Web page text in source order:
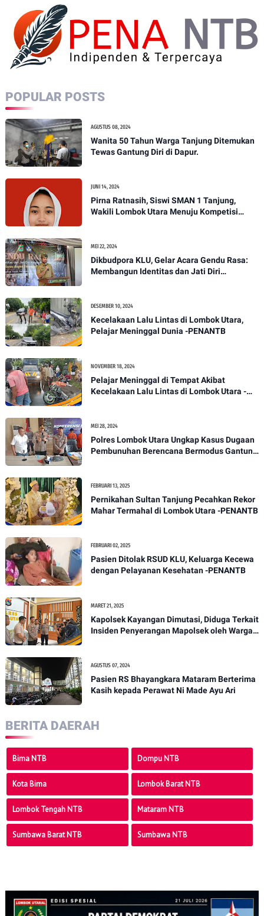
POPULAR POSTS
AGUSTUS 08, 2024
Wanita 50 Tahun Warga Tanjung Ditemukan
Tewas Gantung Diri di Dapur.
JUNI 14, 2024
Pirna Ratnasih, Siswi SMAN 1 Tanjung,
Wakili Lombok Utara Menuju Kompetisi
MEI 22, 2024
Dikbudpora KLU, Gelar Acara Gendu Rasa:
Membangun Identitas dan Jati Diri
DESEMBER 10, 2024
Kecelakaan Lalu Lintas di Lombok Utara,
Pelajar Meninggal Dunia -PENANTB
NOVEMBER 18, 2024
Pelajar Meninggal di Tempat Akibat
Kecelakaan Lalu Lintas di Lombok Utara -
MEI 28, 2024
Polres Lombok Utara Ungkap Kasus Dugaan
Pembunuhan Berencana Bermodus Gantung
FEBRUARI 13, 2025
Pernikahan Sultan Tanjung Pecahkan Rekor
Mahar Termahal di Lombok Utara -PENANTB
FEBRUARI 02, 2025
Pasien Ditolak RSUD KLU, Keluarga Kecewa
dengan Pelayanan Kesehatan -PENANTB
MARET 21, 2025
Kapolsek Kayangan Dimutasi, Diduga Terkait
Insiden Penyerangan Mapolsek oleh Warga -
AGUSTUS 07, 2024
Pasien RS Bhayangkara Mataram Berterima
Kasih kepada Perawat Ni Made Ayu Ari
BERITA DAERAH
Bima NTB Dompu NTB
Kota Bima Lombok Barat NTB
Lombok Tengah NTB Mataram NTB
Sumbawa Barat NTB Sumbawa NTB